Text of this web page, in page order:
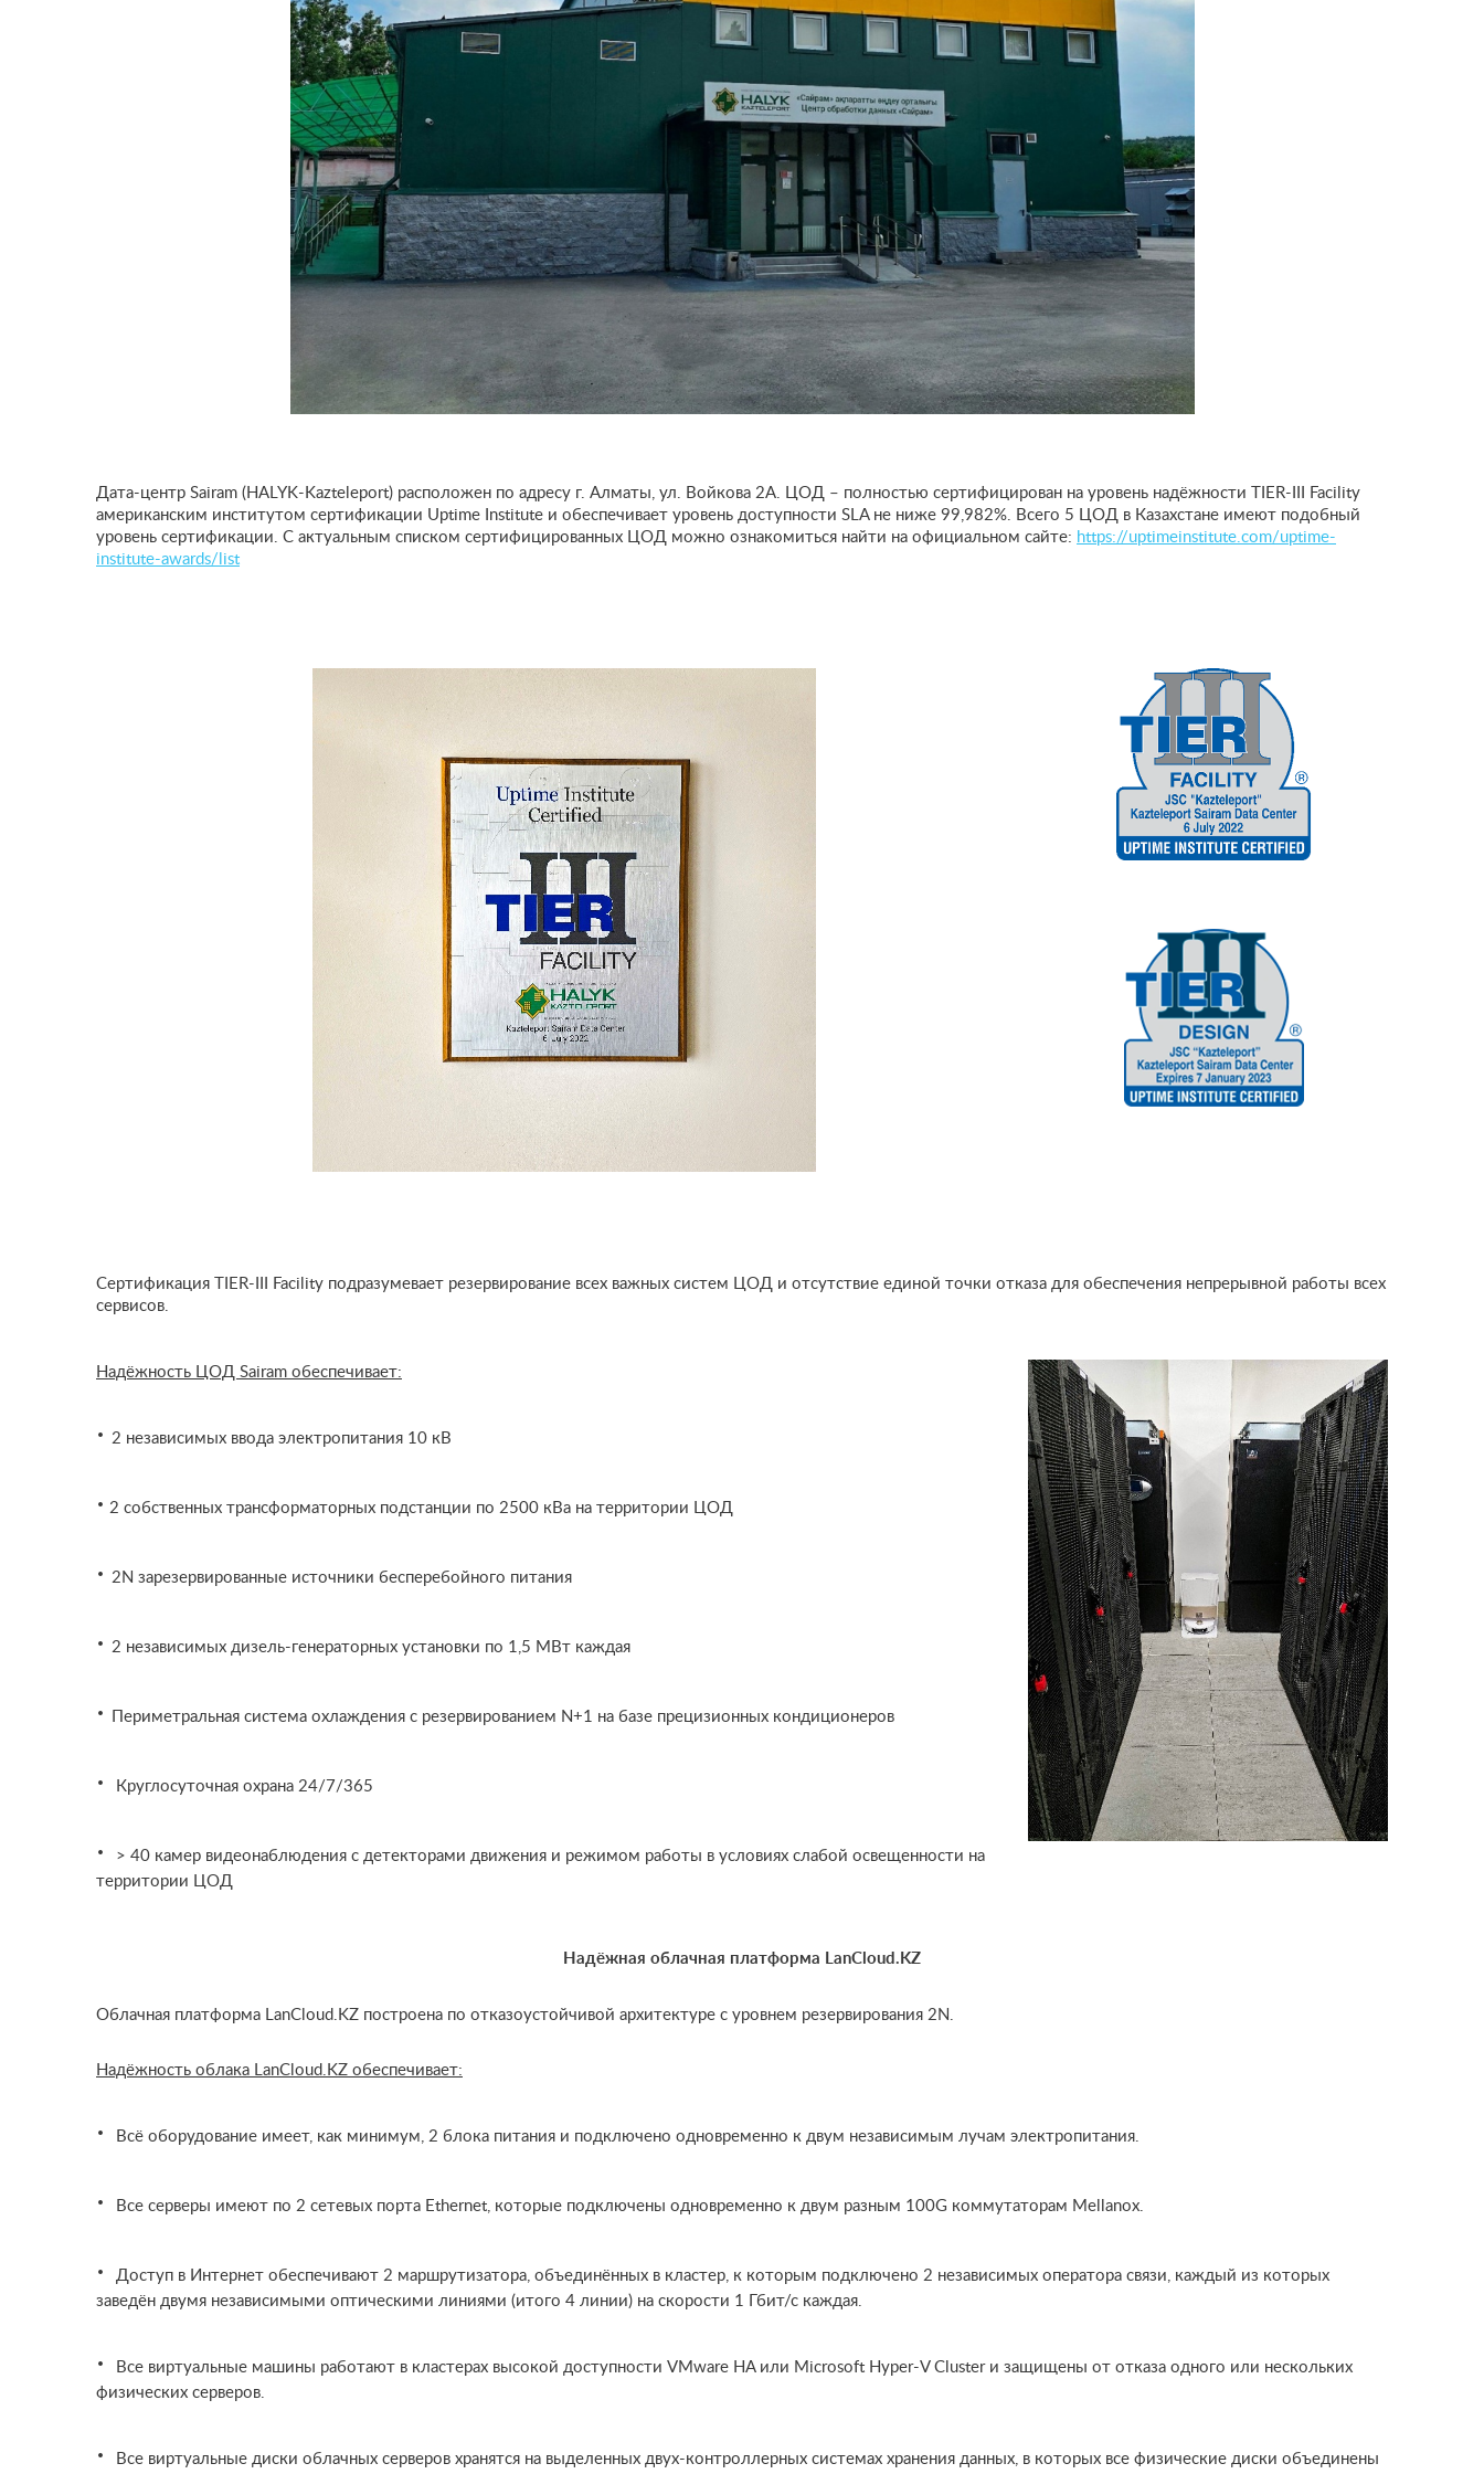
Дата-центр Sairam (HALYK-Kazteleport) расположен по адресу г. Алматы, ул. Войкова 2А. ЦОД – полностью сертифицирован на уровень надёжности TIER-III Facility
американским институтом сертификации Uptime Institute и обеспечивает уровень доступности SLA не ниже 99,982%. Всего 5 ЦОД в Казахстане имеют подобный
уровень сертификации. С актуальным списком сертифицированных ЦОД можно ознакомиться найти на официальном сайте: https://uptimeinstitute.com/uptime-
institute-awards/list
Сертификация TIER-III Facility подразумевает резервирование всех важных систем ЦОД и отсутствие единой точки отказа для обеспечения непрерывной работы всех
сервисов.
Надёжность ЦОД Sairam обеспечивает:
· 2 независимых ввода электропитания 10 кВ
· 2 собственных трансформаторных подстанции по 2500 кВа на территории ЦОД
· 2N зарезервированные источники бесперебойного питания
· 2 независимых дизель-генераторных установки по 1,5 МВт каждая
· Периметральная система охлаждения с резервированием N+1 на базе прецизионных кондиционеров
· Круглосуточная охрана 24/7/365
·
> 40 камер видеонаблюдения с детекторами движения и режимом работы в условиях слабой освещенности на
территории ЦОД
Надёжная облачная платформа LanCloud.KZ
Облачная платформа LanCloud.KZ построена по отказоустойчивой архитектуре с уровнем резервирования 2N.
Надёжность облака LanCloud.KZ обеспечивает:
· Всё оборудование имеет, как минимум, 2 блока питания и подключено одновременно к двум независимым лучам электропитания.
· Все серверы имеют по 2 сетевых порта Ethernet, которые подключены одновременно к двум разным 100G коммутаторам Mellanox.
· Доступ в Интернет обеспечивают 2 маршрутизатора, объединённых в кластер, к которым подключено 2 независимых оператора связи, каждый из которых
заведён двумя независимыми оптическими линиями (итого 4 линии) на скорости 1 Гбит/с каждая.
·
Все виртуальные машины работают в кластерах высокой доступности VMware HA или Microsoft Hyper-V Cluster и защищены от отказа одного или нескольких
физических серверов.
·
Все виртуальные диски облачных серверов хранятся на выделенных двух-контроллерных системах хранения данных, в которых все физические диски объединены